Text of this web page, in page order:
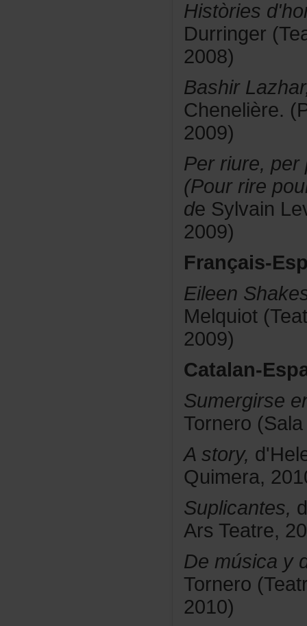
2008)
2009)
d
2009)
Français-
2009)
Catalan-
Astory,
Suplicantes,
2010)